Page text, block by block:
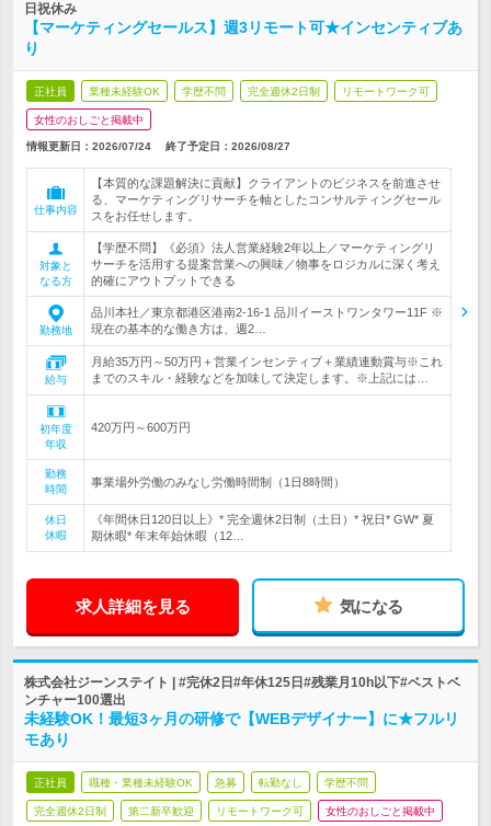
日祝休み
【マーケティングセールス】週3リモート可★インセンティブあ
り
正社員 業種未経験OK 学歴不問 完全週休2日制 リモートワーク可
女性のおしごと掲載中
情報更新日：2026/07/24 終了予定日： 2026/08/27
仕事内容
【本質的な課題解決に貢献】クライアントのビジネスを前進させ
る、マーケティングリサーチを軸としたコンサルティングセール
スをお任せします。
対象と
なる方
【学歴不問】《必須》法人営業経験2年以上／マーケティングリ
サーチを活用する提案営業への興味／物事をロジカルに深く考え
的確にアウトプットできる
勤務地
品川本社／東京都港区港南2-16-1 品川イーストワンタワー11F ※
現在の基本的な働き方は、週2…
給与
月給35万円～50万円＋営業インセンティブ＋業績連動賞与※これ
までのスキル・経験などを加味して決定します。※上記には…
初年度
年収
420万円～600万円
勤務
時間
事業場外労働のみなし労働時間制（1日8時間）
休日
休暇
《年間休日120日以上》* 完全週休2日制（土日）* 祝日* GW* 夏
期休暇* 年末年始休暇（12…
求人詳細を見る 気になる
株式会社ジーンステイト | #完休2日#年休125日#残業月10h以下#ベストベ
ンチャー100選出
未経験OK！最短3ヶ月の研修で【WEBデザイナー】に★フルリ
モあり
正社員 職種・業種未経験OK 急募 転勤なし 学歴不問
完全週休2日制 第二新卒歓迎 リモートワーク可 女性のおしごと掲載中